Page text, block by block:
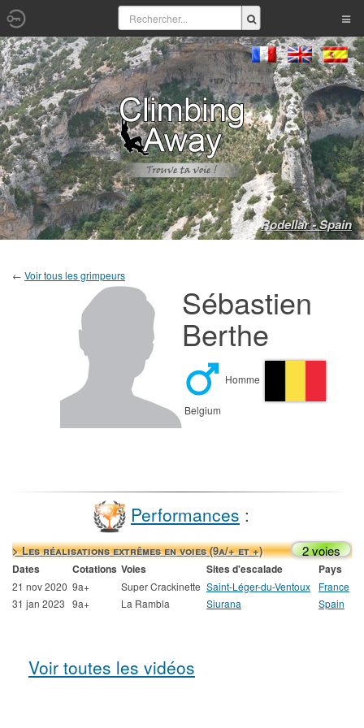
Rodellar - Spain
← Voir tous les grimpeurs
Sébastien
Berthe
Homme
Belgium
Performances :
> Les réalisations extrêmes en voies (9a/+ et +) 2 voies
Dates Cotations Voies Sites d'escalade Pays
21 nov 2020 9a+ Super Crackinette Saint-Léger-du-Ventoux
France
31 jan 2023 9a+ La Rambla Siurana Spain
Voir toutes les vidéos